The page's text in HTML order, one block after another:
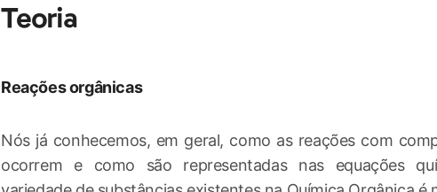
Teoria
Reações orgânicas
Nós já conhecemos, em geral, como as reações com
ocorrem e como são representadas nas equações